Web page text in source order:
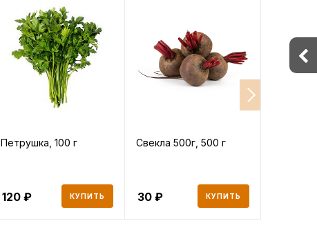
Петрушка, 100 г
120 КУПИТЬ
Свекла 500г, 500 г
30 КУПИТЬ